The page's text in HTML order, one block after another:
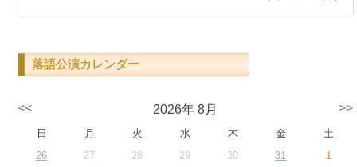
落語公演カレンダー
<< 2026年 8月 >>
日 月 火 水 木 金
土
26
27 28 29 30 31
1